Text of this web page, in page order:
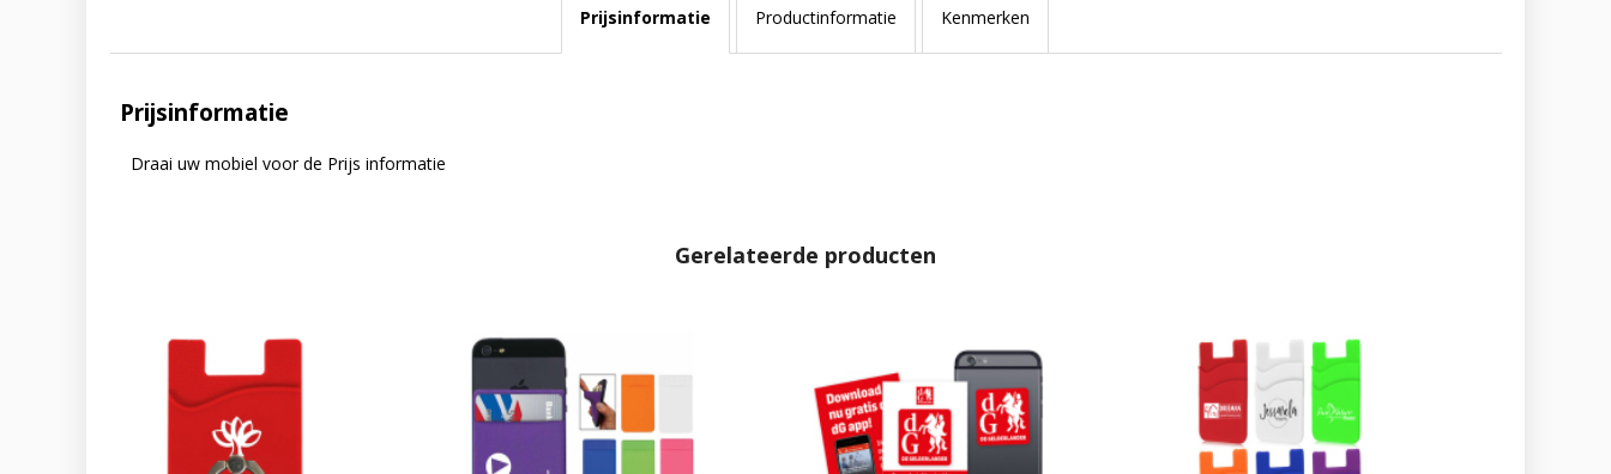
Prijsinformatie Productinformatie Kenmerken
Prijsinformatie
Draai uw mobiel voor de Prijs informatie
Gerelateerde producten